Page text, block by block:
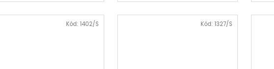
Kód:1402/S Kód: 1327/S